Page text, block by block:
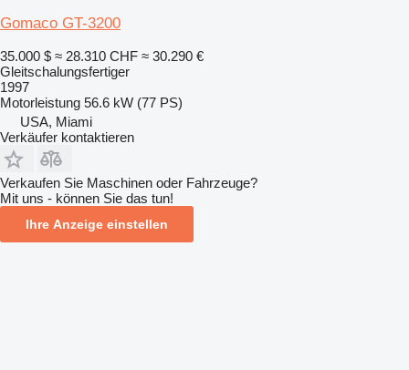
Gomaco GT-3200
35.000 $ ≈ 28.310 CHF ≈ 30.290 €
Gleitschalungsfertiger
1997
Motorleistung 56.6 kW (77 PS)
USA, Miami
Verkäufer kontaktieren
Verkaufen Sie Maschinen oder Fahrzeuge?
Mit uns - können Sie das tun!
Ihre Anzeige einstellen